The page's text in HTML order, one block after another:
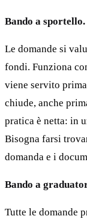
Bando a sportello.
Le domande si
fondi. Funziona
viene servito
chiude, anche
pratica è netta: in
Bisogna farsi
domanda e i
Bando a
Tutte le domande